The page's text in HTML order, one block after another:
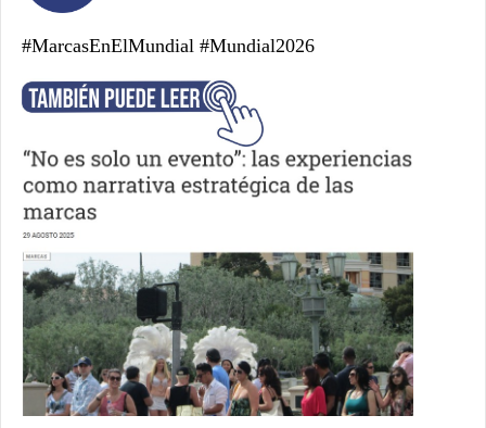
#MarcasEnElMundial #Mundial2026